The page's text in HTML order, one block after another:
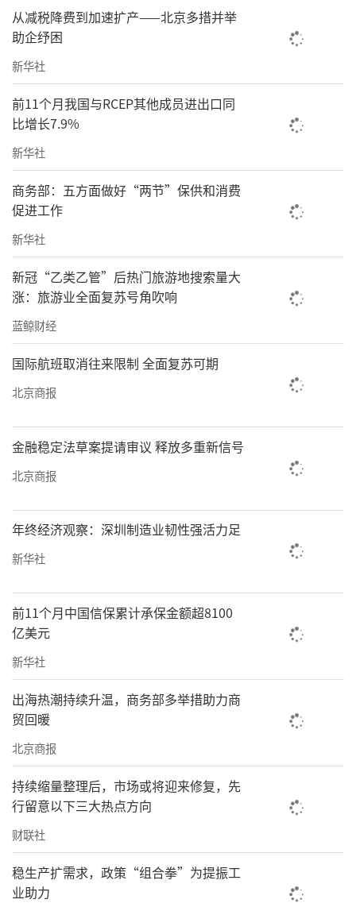
从减税降费到加速扩产——北京多措并举
助企纾困
新华社
前11个月我国与RCEP其他成员进出口同
比增长7.9%
新华社
商务部：五方面做好“两节”保供和消费
促进工作
新华社
新冠“乙类乙管”后热门旅游地搜索量大
涨：旅游业全面复苏号角吹响
蓝鲸财经
国际航班取消往来限制 全面复苏可期
北京商报
金融稳定法草案提请审议 释放多重新信号
北京商报
年终经济观察：深圳制造业韧性强活力足
新华社
前11个月中国信保累计承保金额超8100
亿美元
新华社
出海热潮持续升温，商务部多举措助力商
贸回暖
北京商报
持续缩量整理后，市场或将迎来修复，先
行留意以下三大热点方向
财联社
稳生产扩需求，政策“组合拳”为提振工
业助力